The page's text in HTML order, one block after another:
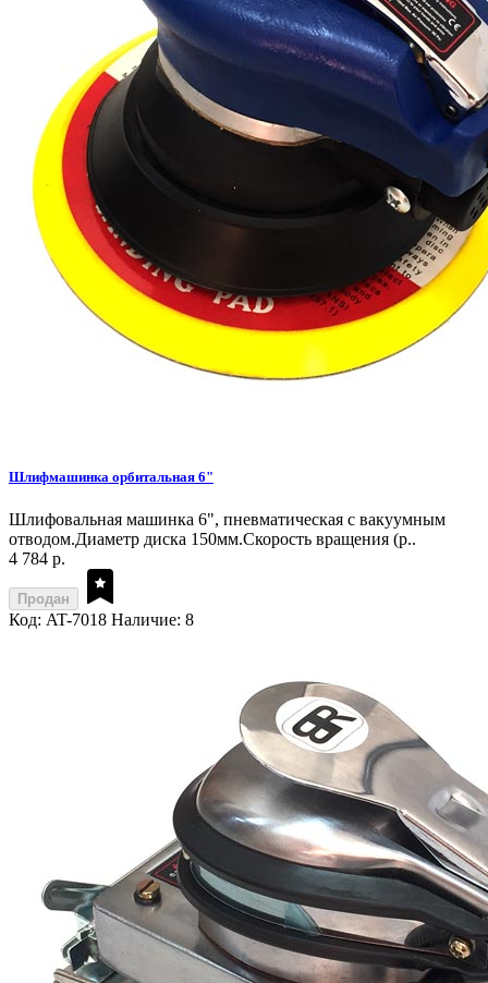
Шлифмашинка орбитальная 6"
Шлифовальная машинка 6", пневматическая с вакуумным
отводом.Диаметр диска 150мм.Скорость вращения (р..
4 784 р.
Продан
Код: AT-7018 Наличие: 8